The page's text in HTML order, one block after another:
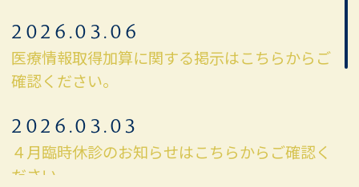
2026.03.06
医療情報取得加算に関する掲示はこちらからご
確認ください。
2026.03.03
４月臨時休診のお知らせはこちらからご確認く
ださい。。